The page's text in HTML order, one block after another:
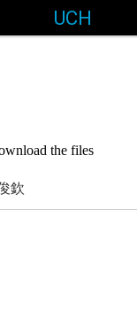
UCH
the files
欽